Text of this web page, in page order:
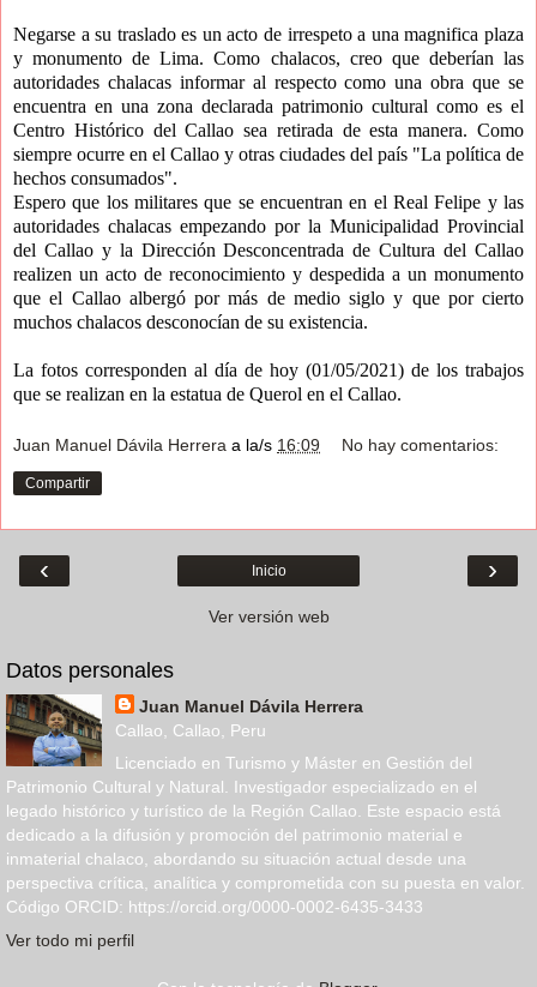
Negarse a su traslado es un acto de irrespeto a una magnifica plaza
y monumento de Lima. Como chalacos, creo que deberían las
autoridades chalacas informar al respecto como una obra que se
encuentra en una zona declarada patrimonio cultural como es el
Centro Histórico del Callao sea retirada de esta manera. Como
siempre ocurre en el Callao y otras ciudades del país "La política de
hechos consumados".
Espero que los militares que se encuentran en el Real Felipe y las
autoridades chalacas empezando por la Municipalidad Provincial
del Callao y la Dirección Desconcentrada de Cultura del Callao
realizen un acto de reconocimiento y despedida a un monumento
que el Callao albergó por más de medio siglo y que por cierto
muchos chalacos desconocían de su existencia.
La fotos corresponden al día de hoy (01/05/2021) de los trabajos
que se realizan en la estatua de Querol en el Callao.
Juan Manuel Dávila Herrera a la/s 16:09 No hay comentarios:
Compartir
‹ ›
Inicio
Ver versión web
Datos personales
Juan Manuel Dávila Herrera
Callao, Callao, Peru
Licenciado en Turismo y Máster en Gestión del
Patrimonio Cultural y Natural. Investigador especializado en el
legado histórico y turístico de la Región Callao. Este espacio está
dedicado a la difusión y promoción del patrimonio material e
inmaterial chalaco, abordando su situación actual desde una
perspectiva crítica, analítica y comprometida con su puesta en valor.
Código ORCID: https://orcid.org/0000-0002-6435-3433
Ver todo mi perfil